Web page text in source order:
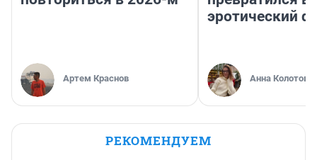
Артем Краснов
эротический
Анна Колотова
РЕКОМЕНДУЕМ